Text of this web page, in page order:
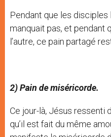
Pendant que les disciples
manquait pas, et pendant
l’autre, ce pain partagé
2) Pain de miséricorde.
Ce jour-là, Jésus ressenti
qu’il est fait du même